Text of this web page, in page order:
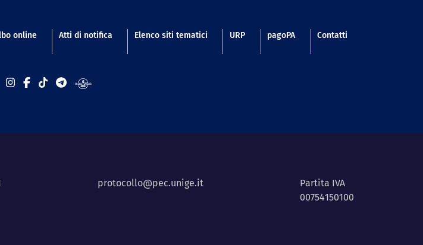
online Atti di notifica Elenco siti tematici URP pagoPA Contatti
protocollo@pec.unige.it
Partita IVA
00754150100